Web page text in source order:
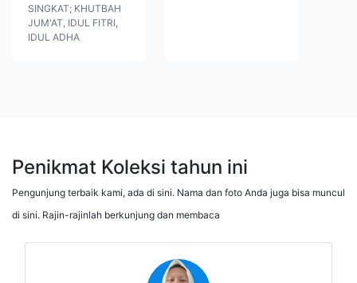
SINGKAT; KHUTBAH
JUM'AT, IDUL FITRI,
IDUL ADHA
Penikmat Koleksi tahun ini
Pengunjung terbaik kami, ada di sini. Nama dan foto Anda juga bisa muncul
di sini. Rajin-rajinlah berkunjung dan membaca